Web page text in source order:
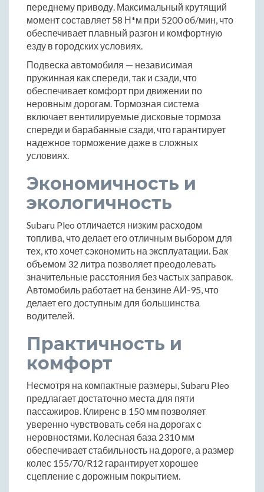
переднему приводу. Максимальный крутящий
момент составляет 58 Н*м при 5200 об/мин, что
обеспечивает плавный разгон и комфортную
езду в городских условиях.
Подвеска автомобиля — независимая
пружинная как спереди, так и сзади, что
обеспечивает комфорт при движении по
неровным дорогам. Тормозная система
включает вентилируемые дисковые тормоза
спереди и барабанные сзади, что гарантирует
надежное торможение даже в сложных
условиях.
Экономичность и
экологичность
Subaru Pleo отличается низким расходом
топлива, что делает его отличным выбором для
тех, кто хочет сэкономить на эксплуатации. Бак
объемом 32 литра позволяет преодолевать
значительные расстояния без частых заправок.
Автомобиль работает на бензине АИ-95, что
делает его доступным для большинства
водителей.
Практичность и
комфорт
Несмотря на компактные размеры, Subaru Pleo
предлагает достаточно места для пяти
пассажиров. Клиренс в 150 мм позволяет
уверенно чувствовать себя на дорогах с
неровностями. Колесная база 2310 мм
обеспечивает стабильность на дороге, а размер
колес 155/70/R12 гарантирует хорошее
сцепление с дорожным покрытием.